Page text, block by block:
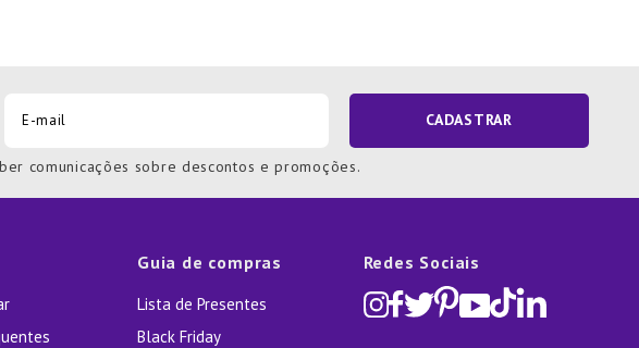
CADASTRAR
comunicações sobre descontos e promoções.
Guia de compras
Lista de Presentes
Black Friday
Redes Sociais